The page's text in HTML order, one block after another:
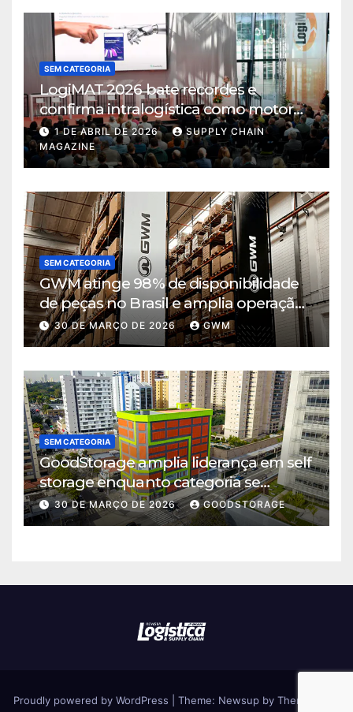
SEM CATEGORIA
LogiMAT 2026 bate recordes e
confirma intralogística como motor
de decisão em tempos de incerteza
1 DE ABRIL DE 2026
SUPPLY CHAIN
MAGAZINE
SEM CATEGORIA
GWM atinge 98% de disponibilidade
de peças no Brasil e amplia operação
logística em Cajamar
30 DE MARÇO DE 2026 GWM
SEM CATEGORIA
GoodStorage amplia liderança em self
storage enquanto categoria se
consolida em São Paulo
30 DE MARÇO DE 2026 GOODSTORAGE
Proudly powered by WordPress Theme: Newsup by Themeansar